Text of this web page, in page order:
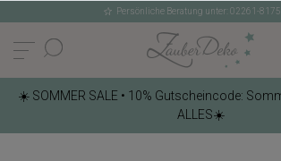
Persönliche Beratung unter: 02261-
☀️ SOMMER SALE • 10% Gutscheincode:
ALLES☀️